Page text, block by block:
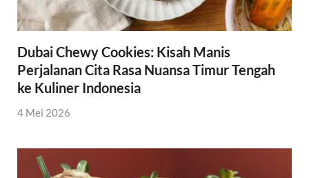
Dubai Chewy Cookies: Kisah Manis
Perjalanan Cita Rasa Nuansa Timur Tengah
ke Kuliner Indonesia
4 Mei 2026